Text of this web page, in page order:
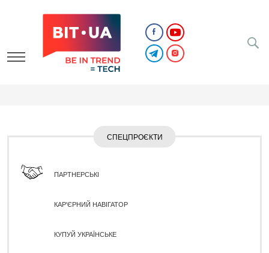
СПЕЦПРОЄКТИ
ПАРТНЕРСЬКІ
КАР'ЄРНИЙ НАВІГАТОР
КУПУЙ УКРАЇНСЬКЕ